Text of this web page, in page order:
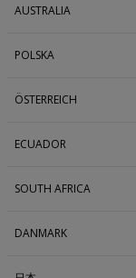
AUSTRALIA
POLSKA
ÖSTERREICH
ECUADOR
SOUTH AFRICA
DANMARK